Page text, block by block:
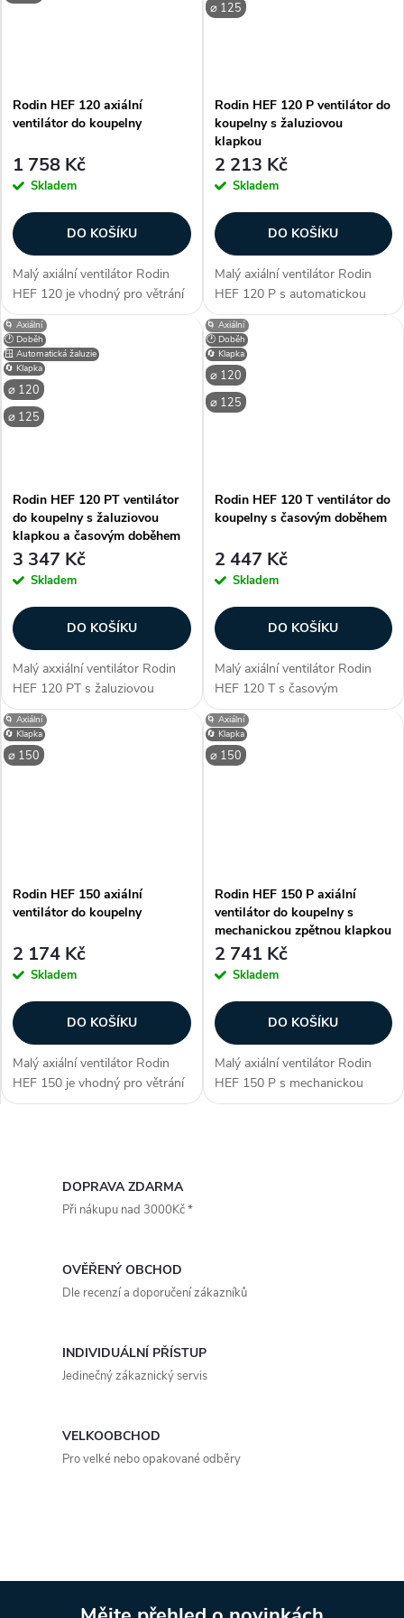
Rodin HEF 120 axiální
ventilátor do koupelny
1 758 Kč
Skladem
DO KOŠÍKU
Malý axiální ventilátor Rodin
HEF 120 je vhodný pro větrání
v bytové výstavbě, pro chlazení
přístrojů, ve spojení s
hygrostatem HIG 2 nebo s
hygrostatem...
⌀ 125
Rodin HEF 120 P ventilátor do
koupelny s žaluziovou
klapkou
2 213 Kč
Skladem
DO KOŠÍKU
Malý axiální ventilátor Rodin
HEF 120 P s automatickou
žaluziovou klapkou. Ventilátor
je vhodný pro větrání v bytové
výstavbě, pro chlazení přístrojů,
ve...
🕐 Doběh
🪟 Automatická žaluzie
⌀ 120
⌀ 125
🌀 Axiální
🔄 Klapka
Rodin HEF 120 PT ventilátor
do koupelny s žaluziovou
klapkou a časovým doběhem
3 347 Kč
Skladem
DO KOŠÍKU
Malý axxiální ventilátor Rodin
HEF 120 PT s žaluziovou
klapkou a časovým doběhem.
Ventilátor je vhodný pro větrání
v bytové výstavbě, pro chlazení
přístrojů, ve spojení s...
🕐 Doběh
⌀ 120
⌀ 125
🌀 Axiální
🔄 Klapka
Rodin HEF 120 T ventilátor do
koupelny s časovým doběhem
2 447 Kč
Skladem
DO KOŠÍKU
Malý axiální ventilátor Rodin
HEF 120 T s časovým
doběhem. Ventilátor je
vhodný pro větrání v bytové
výstavbě, pro chlazení přístrojů,
ve spojení s...
⌀ 150
🌀 Axiální
🔄 Klapka
Rodin HEF 150 axiální
ventilátor do koupelny
2 174 Kč
Skladem
DO KOŠÍKU
Malý axiální ventilátor Rodin
HEF 150 je vhodný pro větrání
v bytové výstavbě, pro chlazení
⌀ 150
🌀 Axiální
🔄 Klapka
Rodin HEF 150 P axiální
ventilátor do koupelny s
mechanickou zpětnou klapkou
2 741 Kč
Skladem
DO KOŠÍKU
Malý axiální ventilátor Rodin
HEF 150 P s mechanickou
klapkou. Ventilátor je
y
DOPRAVA ZDARMA
Při nákupu nad 3000Kč *
OVĚŘENÝ OBCHOD
Dle recenzí a doporučení zákazníků
INDIVIDUÁLNÍ PŘÍSTUP
Jedinečný zákaznický servis
VELKOOBCHOD
Pro velké nebo opakované odběry